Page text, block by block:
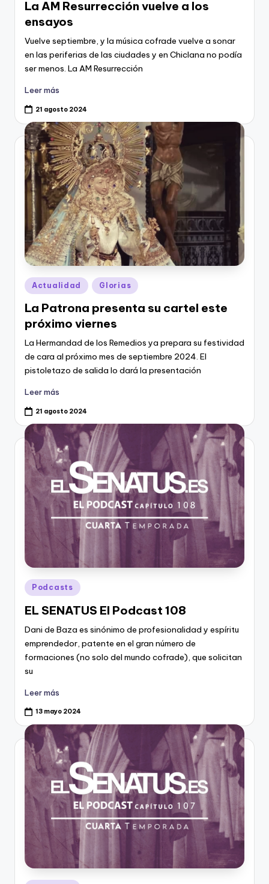
La AM Resurrección vuelve a los
ensayos
Vuelve septiembre, y la música cofrade vuelve a sonar
en las periferias de las ciudades y en Chiclana no podía
ser menos. La AM Resurrección
Leer más
21 agosto 2024
Publicado
en
Actualidad Glorias
La Patrona presenta su cartel este
próximo viernes
La Hermandad de los Remedios ya prepara su festividad
de cara al próximo mes de septiembre 2024. El
pistoletazo de salida lo dará la presentación
Leer más
21 agosto 2024
Publicado
en
Podcasts
EL SENATUS El Podcast 108
Dani de Baza es sinónimo de profesionalidad y espíritu
emprendedor, patente en el gran número de
formaciones (no solo del mundo cofrade), que solicitan
su
Leer más
13 mayo 2024